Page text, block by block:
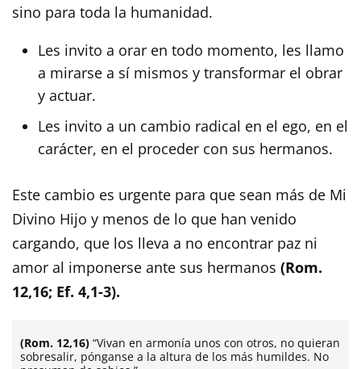
sino para toda la humanidad.
Les invito a orar en todo momento, les llamo
a mirarse a sí mismos y transformar el obrar
y actuar.
Les invito a un cambio radical en el ego, en el
carácter, en el proceder con sus hermanos.
Este cambio es urgente para que sean más de Mi
Divino Hijo y menos de lo que han venido
cargando, que los lleva a no encontrar paz ni
amor al imponerse ante sus hermanos (Rom.
12,16; Ef. 4,1-3).
(Rom. 12,16) “Vivan en armonía unos con otros, no quieran
sobresalir, pónganse a la altura de los más humildes. No